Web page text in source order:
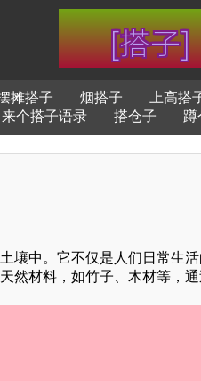
摊搭子 烟搭子 上高搭
来个搭子语录 搭仓子 蹲
壤中。它不仅是人们日常生
然材料，如竹子、木材等，